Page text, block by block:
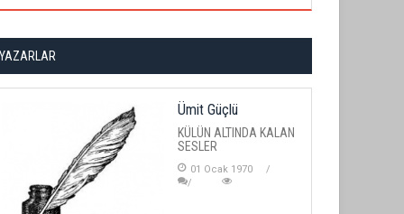
YAZARLAR
Ümit Güçlü
KÜLÜN ALTINDA KALAN
SESLER
01 Ocak 1970